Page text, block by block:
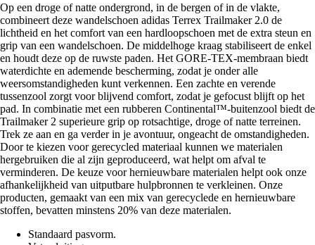
Op een droge of natte ondergrond, in de bergen of in de vlakte,
combineert deze wandelschoen adidas Terrex Trailmaker 2.0 de
lichtheid en het comfort van een hardloopschoen met de extra steun en
grip van een wandelschoen. De middelhoge kraag stabiliseert de enkel
en houdt deze op de ruwste paden. Het GORE-TEX-membraan biedt
waterdichte en ademende bescherming, zodat je onder alle
weersomstandigheden kunt verkennen. Een zachte en verende
tussenzool zorgt voor blijvend comfort, zodat je gefocust blijft op het
pad. In combinatie met een rubberen Continental™-buitenzool biedt de
Trailmaker 2 superieure grip op rotsachtige, droge of natte terreinen.
Trek ze aan en ga verder in je avontuur, ongeacht de omstandigheden.
Door te kiezen voor gerecycled materiaal kunnen we materialen
hergebruiken die al zijn geproduceerd, wat helpt om afval te
verminderen. De keuze voor hernieuwbare materialen helpt ook onze
afhankelijkheid van uitputbare hulpbronnen te verkleinen. Onze
producten, gemaakt van een mix van gerecyclede en hernieuwbare
stoffen, bevatten minstens 20% van deze materialen.
Standaard pasvorm.